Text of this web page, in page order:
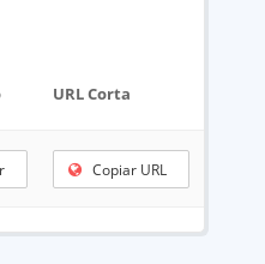
URL Corta
Copiar URL